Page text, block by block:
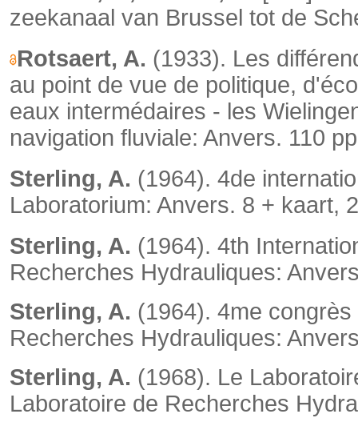
zeekanaal van Brussel tot de
Rotsaert, A. (1933). Les
au point de vue de politique,
eaux intermédaires - les
navigation fluviale: Anvers. 110
Sterling, A. (1964). 4de
Laboratorium: Anvers. 8 + kaart,
Sterling, A. (1964). 4th
Recherches Hydrauliques:
Sterling, A. (1964). 4me
Recherches Hydrauliques:
Sterling, A. (1968). Le
Laboratoire de Recherches